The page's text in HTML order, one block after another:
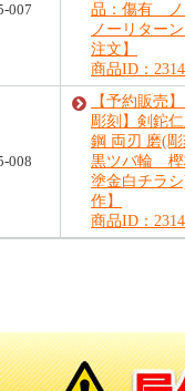
007
品：傷有 ノ
ノーリター
注文】
商品ID：
008
【予約販売
彫刻】剣鉈
鋼 両刃 磨(
黒ツバ輪 樫
塗金白チラ
作】
商品ID：